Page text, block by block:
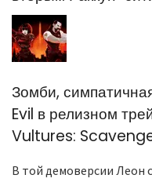
Зомби,
Evil в релизном
Vultures:
В той демоверсии Леон